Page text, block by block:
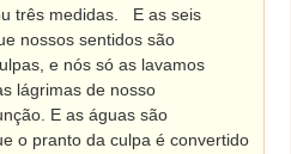
três medidas.
E as seis
nossos sentidos são
e nós só as lavamos
lágrimas de nosso
E as águas são
o pranto da culpa é convertido